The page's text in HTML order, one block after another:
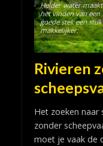
Helder water maakt
het vinden van een
goede stek een stuk
makkelijker.
Rivieren
Het zoeken naar
zonder
moet je vaak de